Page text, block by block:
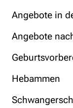
Angebote in
Angebote
Hebammen